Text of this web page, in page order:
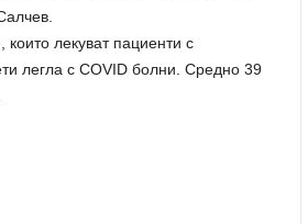
лекуват пациенти с
легла с COVID болни. Средно 39